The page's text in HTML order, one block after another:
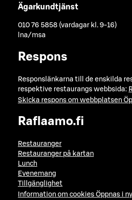
Ägarkundtjänst
010 76 5858 (vardagar kl. 9-16)
lna/msa
Respons
Responslänkarna till de enskilda
respektive restaurangs webbsida:
Skicka respons om webbplatsen
Raflaamo.fi
Restauranger
Restauranger på kartan
Lunch
Evenemang
Tillgänglighet
Information om cookies Öppnas i